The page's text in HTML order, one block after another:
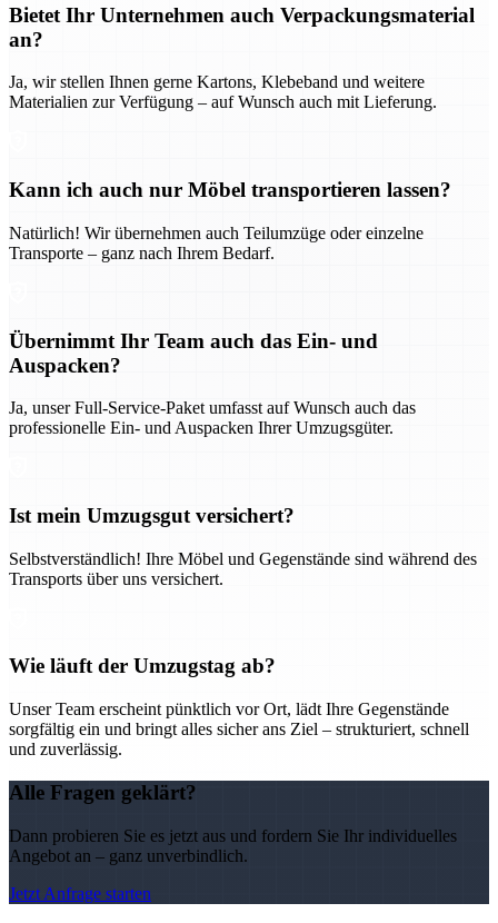
Bietet Ihr Unternehmen auch Verpackungsmaterial
an?
Ja, wir stellen Ihnen gerne Kartons, Klebeband und weitere
Materialien zur Verfügung – auf Wunsch auch mit Lieferung.
Kann ich auch nur Möbel transportieren lassen?
Natürlich! Wir übernehmen auch Teilumzüge oder einzelne
Transporte – ganz nach Ihrem Bedarf.
Übernimmt Ihr Team auch das Ein- und
Auspacken?
Ja, unser Full-Service-Paket umfasst auf Wunsch auch das
professionelle Ein- und Auspacken Ihrer Umzugsgüter.
Ist mein Umzugsgut versichert?
Selbstverständlich! Ihre Möbel und Gegenstände sind während des
Transports über uns versichert.
Wie läuft der Umzugstag ab?
Unser Team erscheint pünktlich vor Ort, lädt Ihre Gegenstände
sorgfältig ein und bringt alles sicher ans Ziel – strukturiert, schnell
und zuverlässig.
Alle Fragen geklärt?
Dann probieren Sie es jetzt aus und fordern Sie Ihr individuelles
Angebot an – ganz unverbindlich.
Jetzt Anfrage starten